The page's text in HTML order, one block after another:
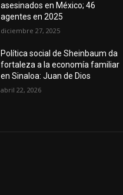
asesinados en México; 46
agentes en 2025
diciembre 27, 2025
Política social de Sheinbaum da
fortaleza a la economía familiar
en Sinaloa: Juan de Dios
abril 22, 2026